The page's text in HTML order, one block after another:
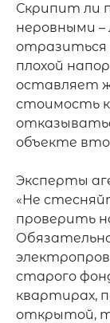
Скрипит ли
неровными
отразиться
плохой
оставляет
стоимость
объекте
Эксперты
«Не
проверить
старого
квартирах,
открытой,